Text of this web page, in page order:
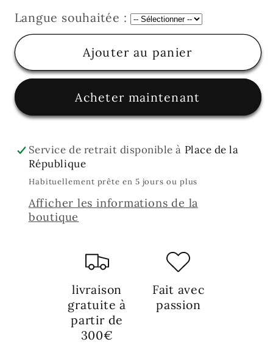
Langue souhaitée :
Ajouter au panier
Acheter maintenant
Service de retrait disponible à Place de la
République
Habituellement prête en 5 jours ou plus
Afficher les informations de la
boutique
livraison
gratuite à
partir de
300€
Fait avec
passion